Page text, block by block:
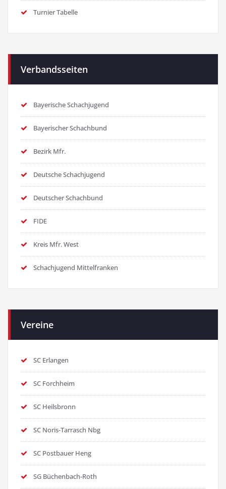
Turnier Tabelle
Verbandsseiten
Bayerische Schachjugend
Bayerischer Schachbund
Bezirk Mfr.
Deutsche Schachjugend
Deutscher Schachbund
FIDE
Kreis Mfr. West
Schachjugend Mittelfranken
Vereine
SC Erlangen
SC Forchheim
SC Heilsbronn
SC Noris-Tarrasch Nbg
SC Postbauer Heng
SG Büchenbach-Roth